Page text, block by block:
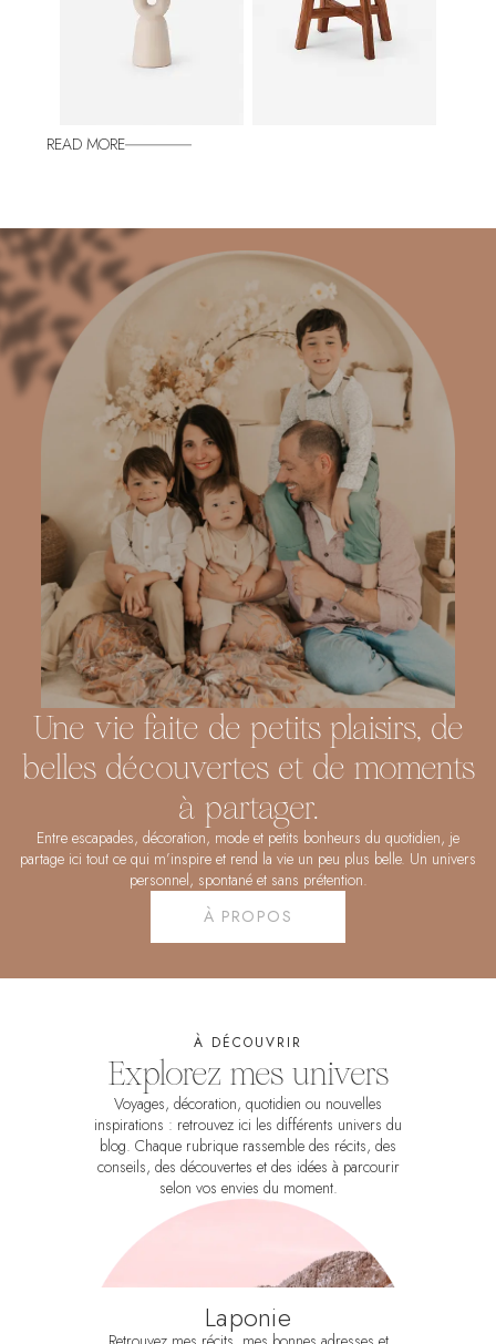
READ MORE
Une vie faite de petits plaisirs, de
belles découvertes et de moments
à partager.
Entre escapades, décoration, mode et petits bonheurs du quotidien, je
partage ici tout ce qui m’inspire et rend la vie un peu plus belle. Un univers
personnel, spontané et sans prétention.
À PROPOS
À DÉCOUVRIR
Explorez mes univers
Voyages, décoration, quotidien ou nouvelles
inspirations : retrouvez ici les différents univers du
blog. Chaque rubrique rassemble des récits, des
conseils, des découvertes et des idées à parcourir
selon vos envies du moment.
Laponie